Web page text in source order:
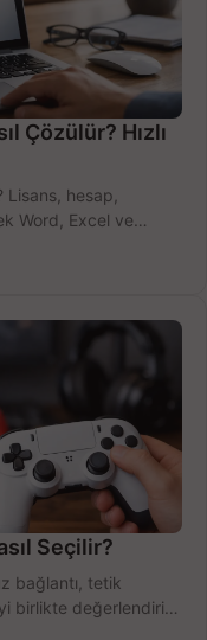
Çözülür? Hızlı
hesap,
Word, Excel ve
Seçilir?
bağlantı, tetik
birlikte değerlendirin;